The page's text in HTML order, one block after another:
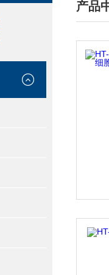
产品
/